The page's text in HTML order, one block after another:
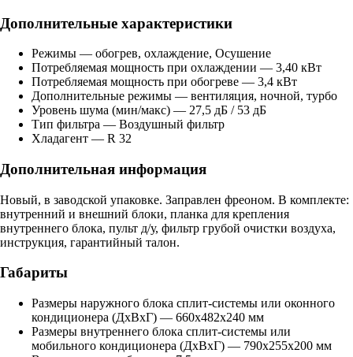
Дополнительные характеристики
Режимы — обогрев, охлаждение, Осушение
Потребляемая мощность при охлаждении — 3,40 кВт
Потребляемая мощность при обогреве — 3,4 кВт
Дополнительные режимы — вентиляция, ночной, турбо
Уровень шума (мин/макс) — 27,5 дБ / 53 дБ
Тип фильтра — Воздушный фильтр
Хладагент — R 32
Дополнительная информация
Новый, в заводской упаковке. Заправлен фреоном. В комплекте:
внутренний и внешний блоки, планка для крепления
внутреннего блока, пульт д/у, фильтр грубой очистки воздуха,
инструкция, гарантийный талон.
Габариты
Размеры наружного блока сплит-системы или оконного
кондиционера (ДxВxГ) — 660х482х240 мм
Размеры внутреннего блока сплит-системы или
мобильного кондиционера (ДxВxГ) — 790х255х200 мм